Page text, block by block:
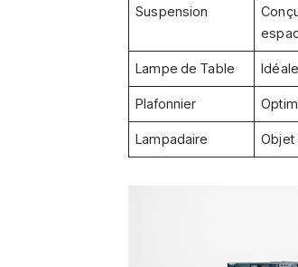
Suspension
Lampe de Table
Plafonnier
Lampadaire Objet